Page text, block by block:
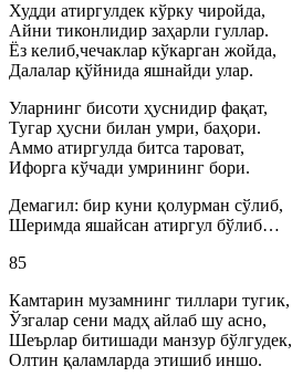
Худди атиргулдек кўрку чиройда,
Айни тиконлидир заҳарли гуллар.
Ёз келиб,чечаклар кўкарган жойда,
Далалар қўйнида яшнайди улар.
Уларнинг бисоти ҳуснидир фақат,
Тугар ҳусни билан умри, баҳори.
Аммо атиргулда битса тароват,
Ифорга кўчади умрининг бори.
Демагил: бир куни қолурман сўлиб,
Шеримда яшайсан атиргул бўлиб…
85
Камтарин музамнинг тиллари тугик,
Ўзгалар сени мадҳ айлаб шу асно,
Шеърлар битишади манзур бўлгудек,
Олтин қаламларда этишиб иншо.